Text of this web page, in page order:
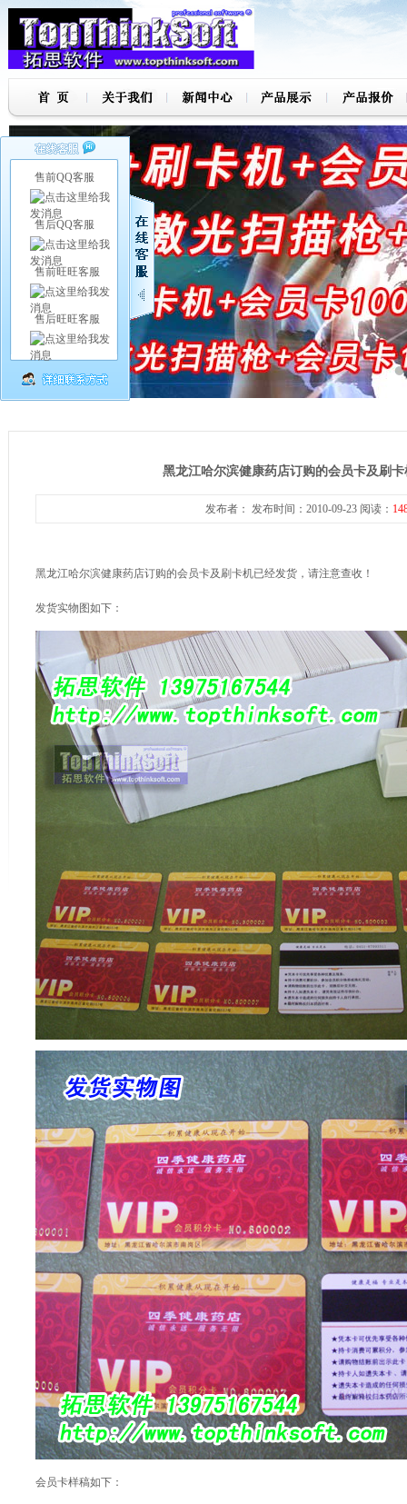
黑龙江哈尔滨健康药店订购的会员卡及刷
发布者： 发布时间：2010-09-23 阅读：
黑龙江哈尔滨健康药店订购的会员卡及刷卡机已经发货，请注意查收！
发货实物图如下：
会员卡样稿如下：
售前QQ客服
售后QQ客服
售前旺旺客服
售后旺旺客服